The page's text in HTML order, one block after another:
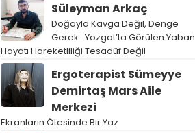
Süleyman Arkaç
Doğayla Kavga Değil, Denge
Gerek: Yozgat’ta Görülen Yaban
Hayatı Hareketliliği Tesadüf Değil
Ergoterapist Sümeyye
Demirtaş Mars Aile
Merkezi
Ekranların Ötesinde Bir Yaz